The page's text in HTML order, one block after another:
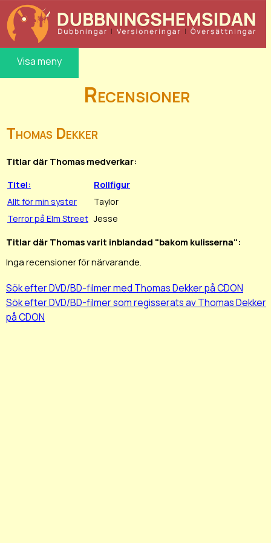
Visa meny
Recensioner
Thomas Dekker
Titlar där Thomas medverkar:
Titel:
Rollfigur
Allt för min syster
Taylor
Terror på Elm Street Jesse
Titlar där Thomas varit inblandad "bakom kulisserna":
Inga recensioner för närvarande.
Sök efter DVD/BD-filmer med Thomas Dekker på CDON
Sök efter DVD/BD-filmer som regisserats av Thomas Dekker
på CDON